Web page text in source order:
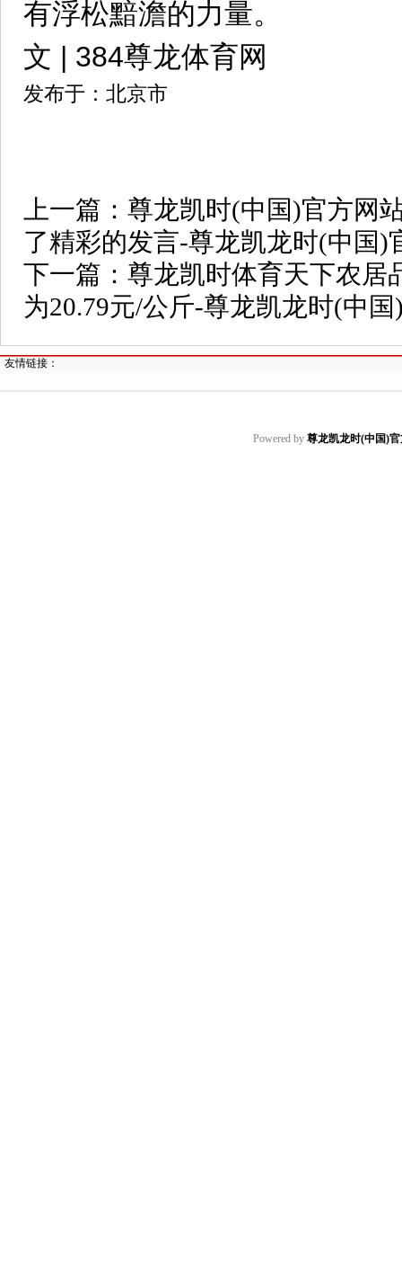
有浮松黯澹的力量。
文 | 384尊龙体育网
发布于：北京市
上一篇： 尊龙凯时(中国)官方网
了精彩的发言-尊龙凯龙时(中国)
下一篇： 尊龙凯时体育天下农居
为20.79元/公斤-尊龙凯龙时(中
友情链接：
Powered by 尊龙凯龙时(中国)